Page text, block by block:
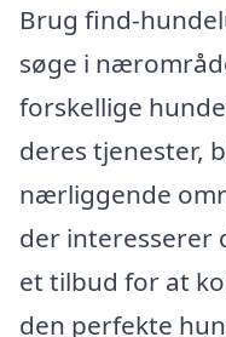
Brug find-
søge i
forskellige
deres tjenester,
nærliggende
der interesserer
et tilbud for at
den perfekte